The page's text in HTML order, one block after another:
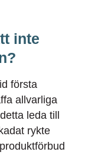
inte
första
allvarliga
leda till
rykte